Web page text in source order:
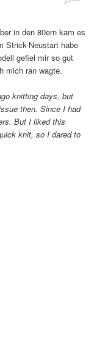
in den 80ern kam es
Strick-Neustart habe
gefiel mir so gut
mich ran wagte.
knitting days, but
then. Since I had
But I liked this
knit, so I dared to